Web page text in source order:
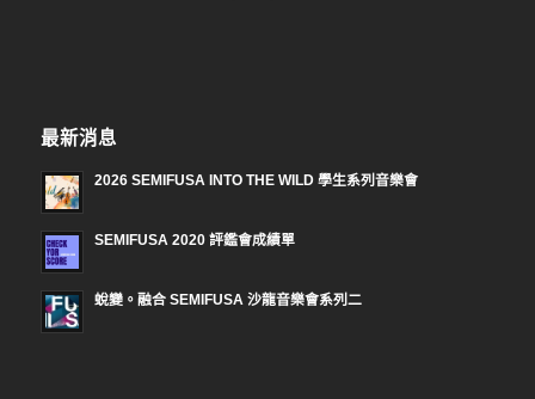
最新消息
2026 SEMIFUSA INTO THE WILD 學生系列音樂會
SEMIFUSA 2020 評鑑會成績單
蛻變。融合 SEMIFUSA 沙龍音樂會系列二